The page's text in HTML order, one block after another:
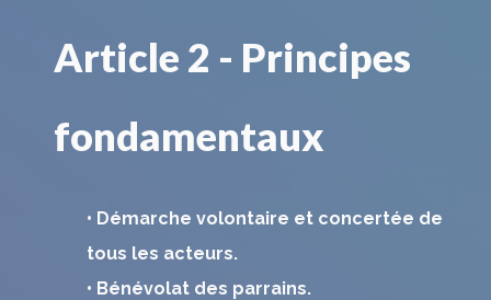
Article 2 - Principes
fondamentaux
• Démarche volontaire et concertée de
tous les acteurs.
• Bénévolat des parrains.